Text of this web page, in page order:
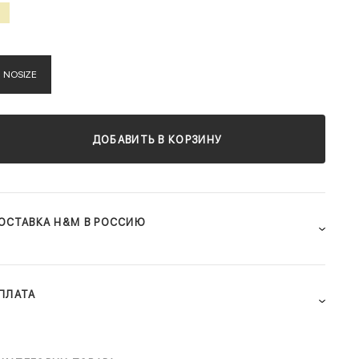
NOSIZE
ДОБАВИТЬ В КОРЗИНУ
H&M В РОССИЮ